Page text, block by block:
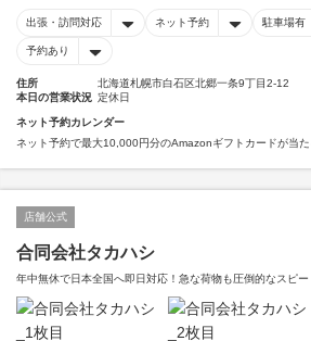
出張・訪問対応 ネット予約 駐車場有
予約あり
住所
北海道札幌市白石区北郷一条9丁目2-12
本日の営業状況 定休日
ネット予約カレンダー
ネット予約で最大10,000円分のAmazonギフトカードが当た
店舗公式
合同会社タカハシ
年中無休で日本全国へ即日対応！急な荷物も圧倒的なスピ